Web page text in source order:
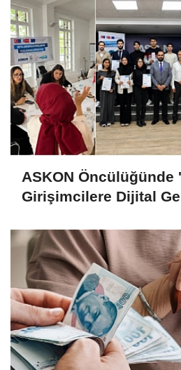
ASKON Öncülüğünde
Girişimcilere Dijital